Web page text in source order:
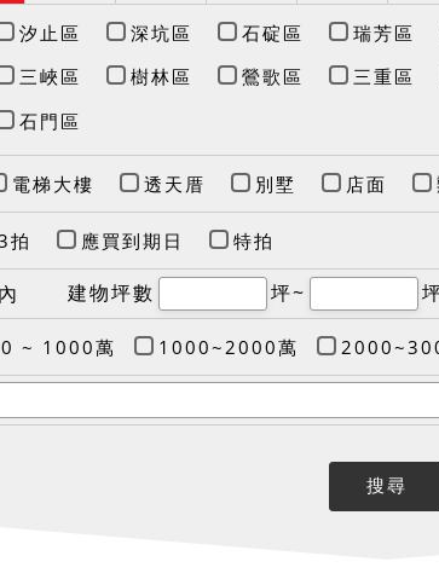
汐止區 深坑區 石碇區 瑞芳區
三峽區 樹林區 鶯歌區 三重區
石門區
電梯大樓 透天厝 別墅 店面
拍 應買到期日 特拍
建物坪數 坪~
~ 1000萬 1000~2000萬